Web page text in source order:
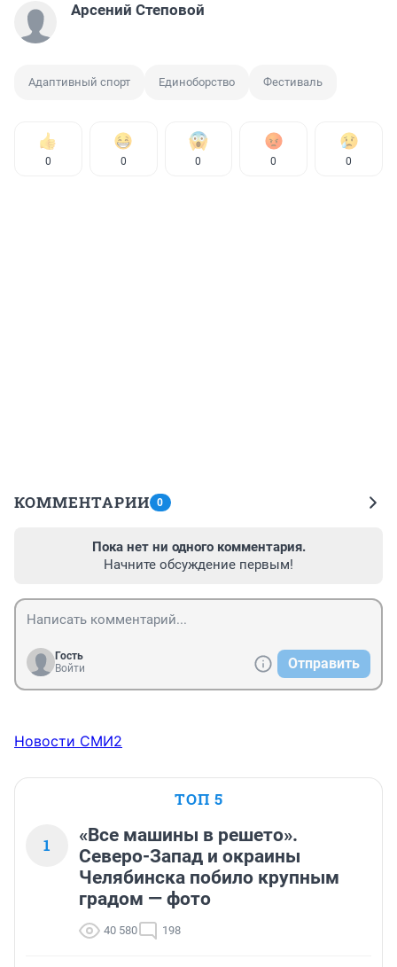
Арсений Степовой
Адаптивный спорт Единоборство Фестиваль
0 0 0 0 0
КОММЕНТАРИИ 0
Пока нет ни одного комментария.
Начните обсуждение первым!
Гость
Войти
Отправить
Новости СМИ2
ТОП 5
1
«Все машины в решето».
Северо-Запад и окраины
Челябинска побило крупным
градом — фото
40 580 198